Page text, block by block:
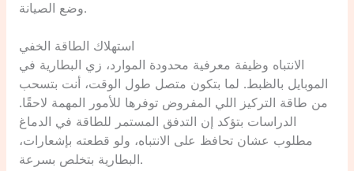
وضع الصيانة.
استهلاك الطاقة الخفي
الانتباه وظيفة معرفية محدودة الموارد، زي البطارية في
الموبايل بالظبط. لما بتكون متصل طول الوقت، أنت بتسحب
من طاقة التركيز اللي المفروض توفرها للأمور المهمة لاحقًا.
الدراسات بتؤكد إن التدفق المستمر للطاقة في الدماغ
مطلوب عشان تحافظ على الانتباه، ولو قطعته بإشعارات،
البطارية بتخلص بسرعة.